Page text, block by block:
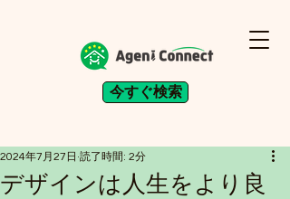
今すぐ検索
デザインは人生をより良
2024年7月27日 読了時間: 2分